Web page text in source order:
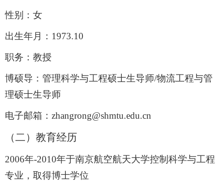
性别：女
出生年月： 1973.10
职务：教授
博硕导： 管理科学与工程硕士生导师/物流工程与管
理硕士生导师
电子邮箱： zhangrong@shmtu.edu.cn
（二）教育经历
2006年-2010年于南京航空航天大学控制科学与工程
专业，取得博士学位